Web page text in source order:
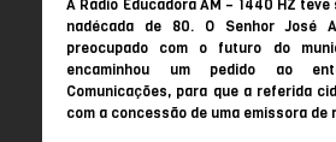
A Rádio Educadora AM – 1440 HZ
nadécada de 80. O Senhor José
preocupado com o futuro do
encaminhou um pedido ao
Comunicações, para que a referida
com a concessão de uma emissora de